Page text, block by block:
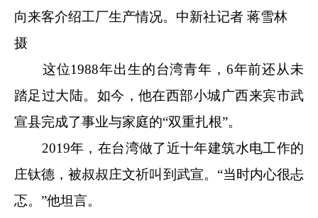
向来客介绍工厂生产情况。 中新社记者 蒋雪林
摄
这位1988年出生的台湾青年，6年前还从未
踏足过大陆。如今，他在西部小城广西来宾市武
宣县完成了事业与家庭的“双重扎根”。
2019年，在台湾做了近十年建筑水电工作的
庄钛德，被叔叔庄文祈叫到武宣。“当时内心很忐
忑。”他坦言。